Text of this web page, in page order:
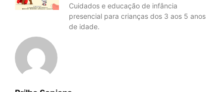
Cuidados e educação de infância
presencial para crianças dos 3 aos 5 anos
de idade.